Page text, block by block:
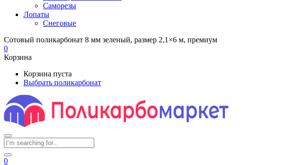
Саморезы
Лопаты
Снеговые
Сотовый поликарбонат 8 мм зеленый, размер 2,1×6 м, премиум
0
Корзина
Корзина пуста
Выбрать поликарбонат
0